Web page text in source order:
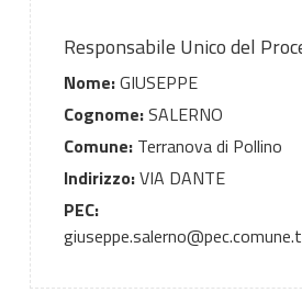
Responsabile Unico del
Nome:GIUSEPPE
Cognome:SALERNO
Comune:Terranova di Pollino
Indirizzo:VIA DANTE
PEC: